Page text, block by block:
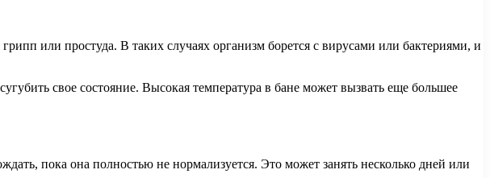
или простуда. В таких случаях организм борется с вирусами или бактериями, и
свое состояние. Высокая температура в бане может вызвать еще большее
пока она полностью не нормализуется. Это может занять несколько дней или